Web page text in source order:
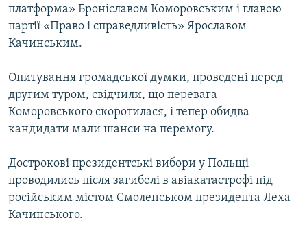
платформа» Броніславом Коморовським і главою
партії «Право і справедливість» Ярославом
Качинським.
Опитування громадської думки, проведені перед
другим туром, свідчили, що перевага
Коморовського скоротилася, і тепер обидва
кандидати мали шанси на перемогу.
Дострокові президентські вибори у Польщі
проводились після загибелі в авіакатастрофі під
російським містом Смоленськом президента Леха
Качинського.